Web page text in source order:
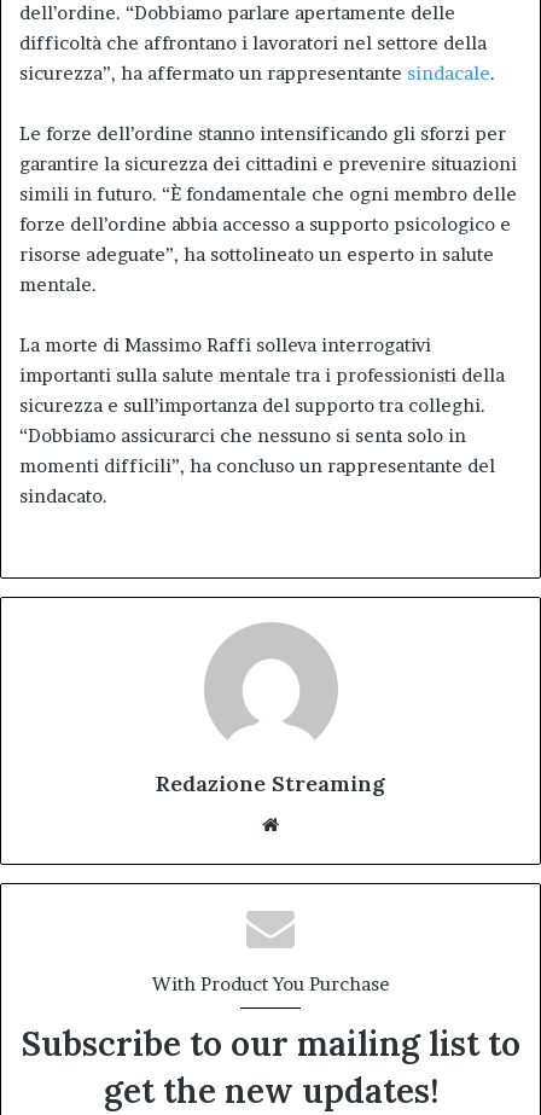
dell’ordine. “Dobbiamo parlare apertamente delle
difficoltà che affrontano i lavoratori nel settore della
sicurezza”, ha affermato un rappresentante sindacale.
Le forze dell’ordine stanno intensificando gli sforzi per
garantire la sicurezza dei cittadini e prevenire situazioni
simili in futuro. “È fondamentale che ogni membro delle
forze dell’ordine abbia accesso a supporto psicologico e
risorse adeguate”, ha sottolineato un esperto in salute
mentale.
La morte di Massimo Raffi solleva interrogativi
importanti sulla salute mentale tra i professionisti della
sicurezza e sull’importanza del supporto tra colleghi.
“Dobbiamo assicurarci che nessuno si senta solo in
momenti difficili”, ha concluso un rappresentante del
sindacato.
Redazione Streaming
With Product You Purchase
Subscribe to our mailing list to
get the new updates!